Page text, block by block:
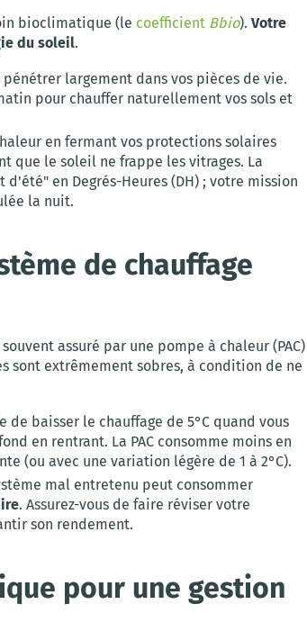
bioclimatique (le coefficient Bbio). Votre
du soleil.
pénétrer largement dans vos pièces de vie.
pour chauffer naturellement vos sols et
en fermant vos protections solaires
que le soleil ne frappe les vitrages. La
d'été" en Degrés-Heures (DH) ; votre mission
la nuit.
de chauffage
assuré par une pompe à chaleur (PAC)
sont extrêmement sobres, à condition de ne
de baisser le chauffage de 5°C quand vous
en rentrant. La PAC consomme moins en
(ou avec une variation légère de 1 à 2°C).
mal entretenu peut consommer
. Assurez-vous de faire réviser votre
son rendement.
pour une gestion